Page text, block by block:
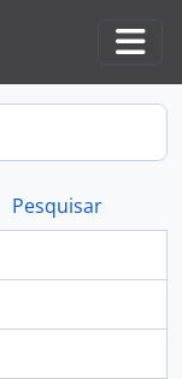
Pesquisar